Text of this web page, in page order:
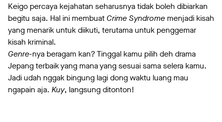
Keigo percaya kejahatan seharusnya tidak boleh dibiarkan
begitu saja. Hal ini membuat Crime Syndrome menjadi kisah
yang menarik untuk diikuti, terutama untuk penggemar
kisah kriminal.
Genre-nya beragam kan? Tinggal kamu pilih deh drama
Jepang terbaik yang mana yang sesuai sama selera kamu.
Jadi udah nggak bingung lagi dong waktu luang mau
ngapain aja. Kuy, langsung ditonton!